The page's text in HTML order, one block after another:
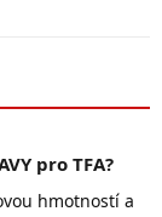
pro TFA?
hmotností a